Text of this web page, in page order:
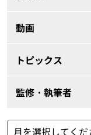
動画
トピックス
監修・執筆者